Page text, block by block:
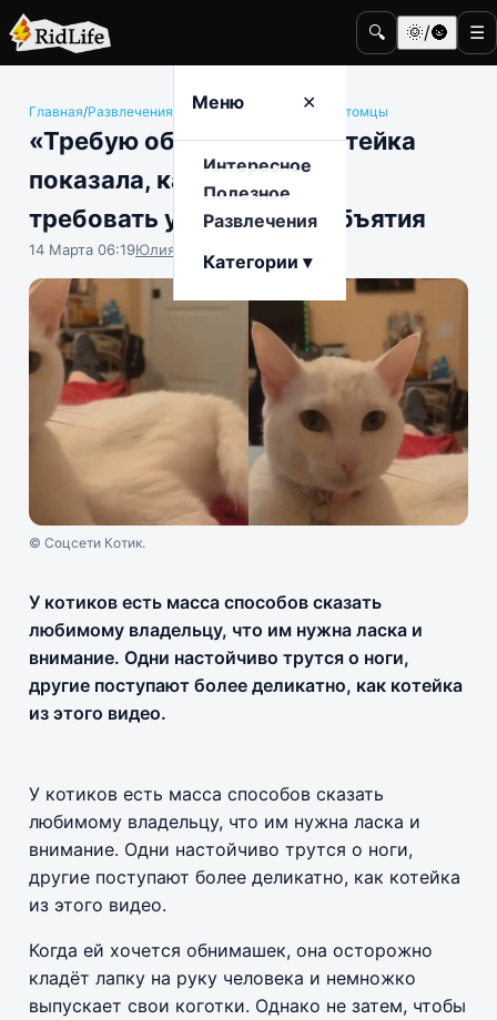
🔍 🌞/🌚 ☰
Меню ✕
Интересное
Полезное
Развлечения
Категории ▾
Главная/Развлечения Животные и домашние питомцы
«Требую обнимашки»: котейка
показала, как деликатно
требовать у владельца объятия
14 Марта 06:19Юлия Крофто
© Соцсети Котик.
У котиков есть масса способов сказать
любимому владельцу, что им нужна ласка и
внимание. Одни настойчиво трутся о ноги,
другие поступают более деликатно, как котейка
из этого видео.
У котиков есть масса способов сказать
любимому владельцу, что им нужна ласка и
внимание. Одни настойчиво трутся о ноги,
другие поступают более деликатно, как котейка
из этого видео.
Когда ей хочется обнимашек, она осторожно
кладёт лапку на руку человека и немножко
выпускает свои коготки. Однако не затем, чтобы